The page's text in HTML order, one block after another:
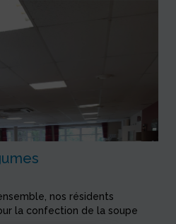
nos résidents
la confection de la soupe